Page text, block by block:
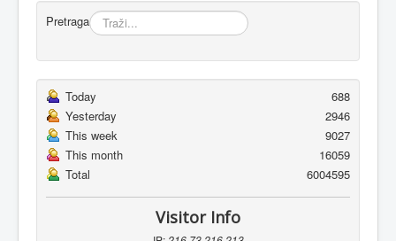
Pretraga
Today
688
Yesterday
2946
This week
9027
This month
16059
Total
6004595
Visitor Info